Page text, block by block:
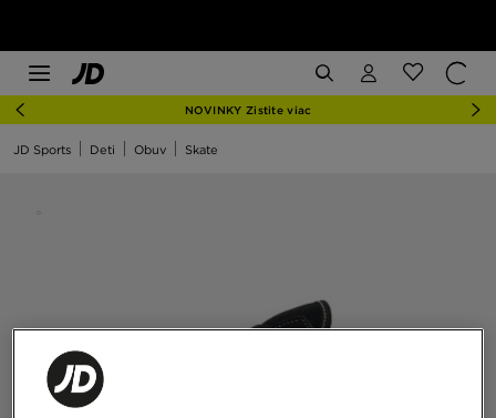
NOVINKY Zistite viac
JD Sports Deti Obuv Skate